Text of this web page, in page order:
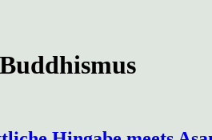
Buddhismus